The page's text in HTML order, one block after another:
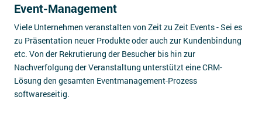
Event-Management
Viele Unternehmen veranstalten von Zeit zu Zeit Events - Sei es
zu Präsentation neuer Produkte oder auch zur Kundenbindung
etc. Von der Rekrutierung der Besucher bis hin zur
Nachverfolgung der Veranstaltung unterstützt eine CRM-
Lösung den gesamten Eventmanagement-Prozess
softwareseitig.